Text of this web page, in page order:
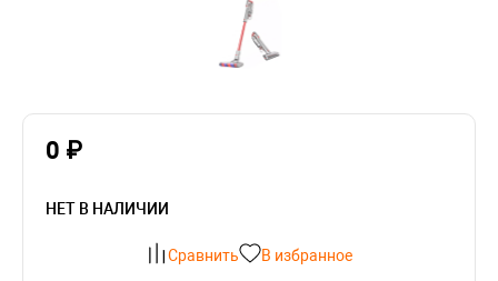
0 ₽
НЕТ В НАЛИЧИИ
Сравнить В избранное